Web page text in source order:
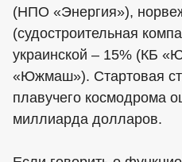
(НПО «Энергия»),
(судостроительная
украинской – 15% (КБ
«Южмаш»). Стартовая
плавучего космодрома
миллиарда долларов.